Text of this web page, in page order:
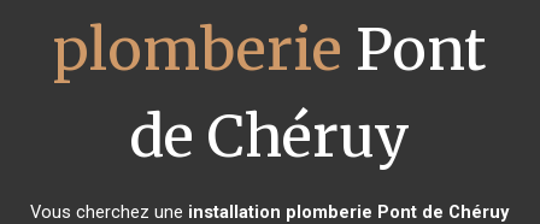
plomberie Pont
de Chéruy
Vous cherchez une installation plomberie Pont de Chéruy